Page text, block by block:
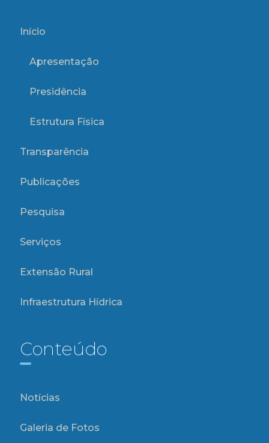
Início
Apresentação
Presidência
Estrutura Física
Transparência
Publicações
Pesquisa
Serviços
Extensão Rural
Infraestrutura Hídrica
Conteúdo
Notícias
Galeria de Fotos